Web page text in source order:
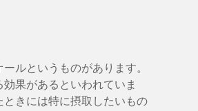
ルというものがあります。
果があるといわれていま
きには特に摂取したいもの